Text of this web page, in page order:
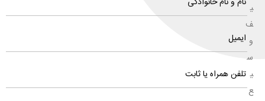
ی
ف
و
س
ی
ع